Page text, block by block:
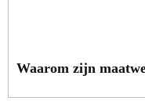
Waarom zijn